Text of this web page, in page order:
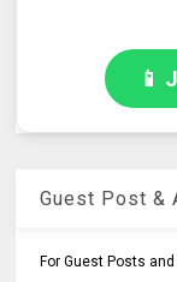
📱
Guest Post &
For Guest Posts